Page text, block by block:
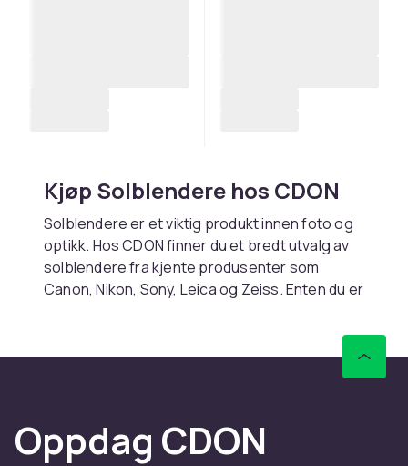
Kjøp Solblendere hos CDON
Solblendere er et viktig produkt innen foto og
optikk. Hos CDON finner du et bredt utvalg av
solblendere fra kjente produsenter som
Canon, Nikon, Sony, Leica og Zeiss. Enten du er
Når du velger solblendere, er det viktig å
vurdere kompatibilitet med kamerasystemet
produktbeskrivelsene nøye og sammenlign
spesifikasjoner. Vi tilbyr konkurransedyktige
Oppdag CDON